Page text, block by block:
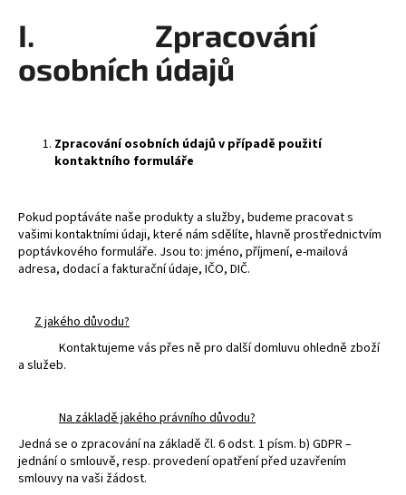
I. Zpracování
osobních údajů
Zpracování osobních údajů v případě použití
kontaktního formuláře
Pokud poptáváte naše produkty a služby, budeme pracovat s
vašimi kontaktními údaji, které nám sdělíte, hlavně prostřednictvím
poptávkového formuláře. Jsou to: jméno, příjmení, e-mailová
adresa, dodací a fakturační údaje, IČO, DIČ.
Z jakého důvodu?
Kontaktujeme vás přes ně pro další domluvu ohledně zboží
a služeb.
Na základě jakého právního důvodu?
Jedná se o zpracování na základě čl. 6 odst. 1 písm. b) GDPR –
jednání o smlouvě, resp. provedení opatření před uzavřením
smlouvy na vaši žádost.
?
o
p
o
r
e
ICRO
UNIVERZÁLNÍ
UDRŽOVACÍ